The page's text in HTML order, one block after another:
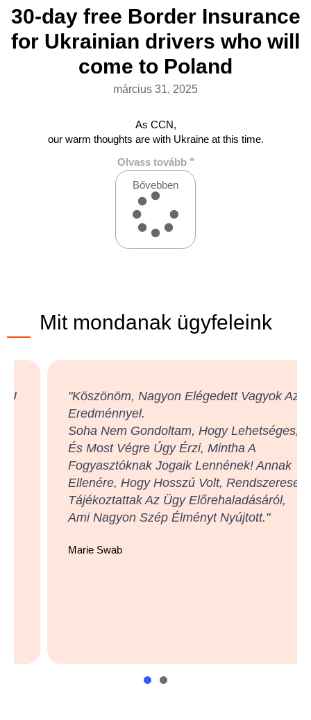
30-day free Border Insurance
for Ukrainian drivers who will
come to Poland
március 31, 2025
As CCN,
our warm thoughts are with Ukraine at this time.
Olvass tovább "
Bővebben
Mit mondanak ügyfeleink
"Köszönöm, Nagyon Elégedett Vagyok Az
Eredménnyel.
Soha Nem Gondoltam, Hogy Lehetséges,
És Most Végre Úgy Érzi, Mintha A
Fogyasztóknak Jogaik Lennének! Annak
Ellenére, Hogy Hosszú Volt, Rendszeresen
Tájékoztattak Az Ügy Előrehaladásáról,
Ami Nagyon Szép Élményt Nyújtott."
Marie Swab